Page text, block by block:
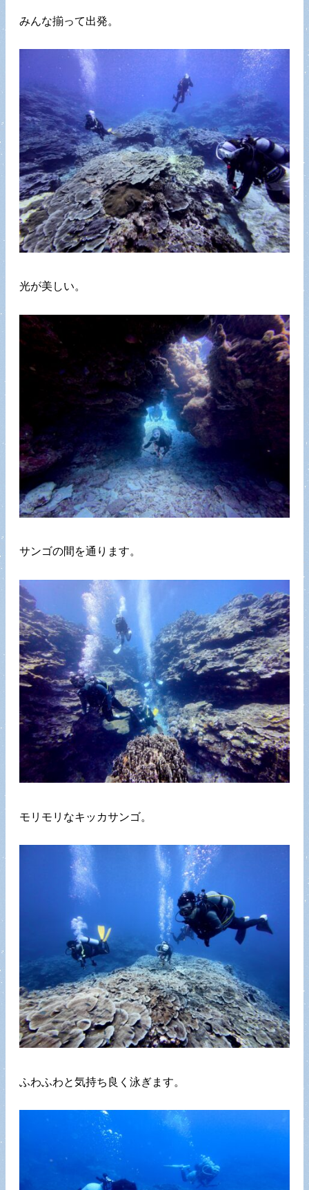
みんな揃って出発。
光が美しい。
サンゴの間を通ります。
モリモリなキッカサンゴ。
ふわふわと気持ち良く泳ぎます。